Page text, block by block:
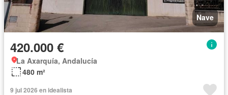
Nave
420.000 €
La Axarquía, Andalucía
480 m²
9 jul 2026 en idealista